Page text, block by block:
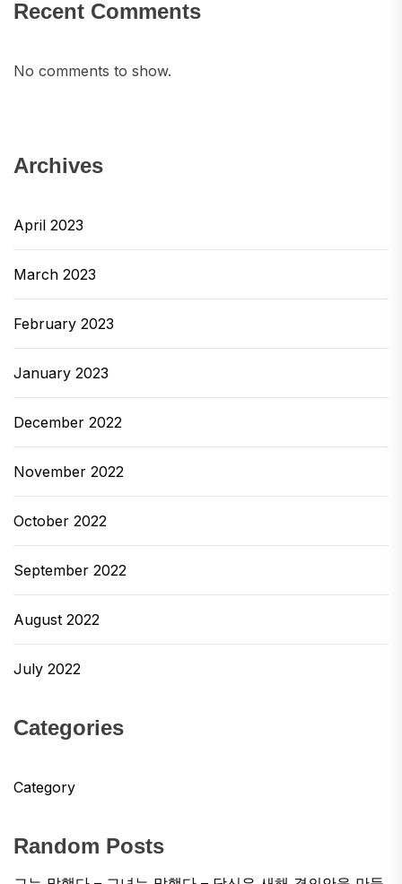
Recent Comments
No comments to show.
Archives
April 2023
March 2023
February 2023
January 2023
December 2022
November 2022
October 2022
September 2022
August 2022
July 2022
Categories
Category
Random Posts